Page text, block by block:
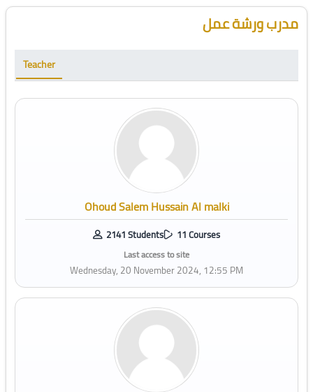
Blocks
Skip [Cocoon] Course Instructor مدرب ورشة عمل
Teacher
Ohoud Salem Hussain Al malki
2141 Students 11 Courses
Last access to site
Wednesday, 20 November 2024, 12:55 PM